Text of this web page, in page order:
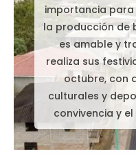
importancia
la producción de
es amable y
realiza sus
octubre, con
culturales y
convivencia y